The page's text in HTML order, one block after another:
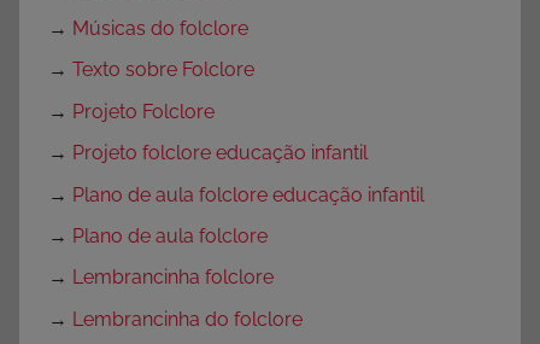
→ Músicas do folclore
→ Texto sobre Folclore
→ Projeto Folclore
→ Projeto folclore educação infantil
→ Plano de aula folclore educação infantil
→ Plano de aula folclore
→ Lembrancinha folclore
→ Lembrancinha do folclore